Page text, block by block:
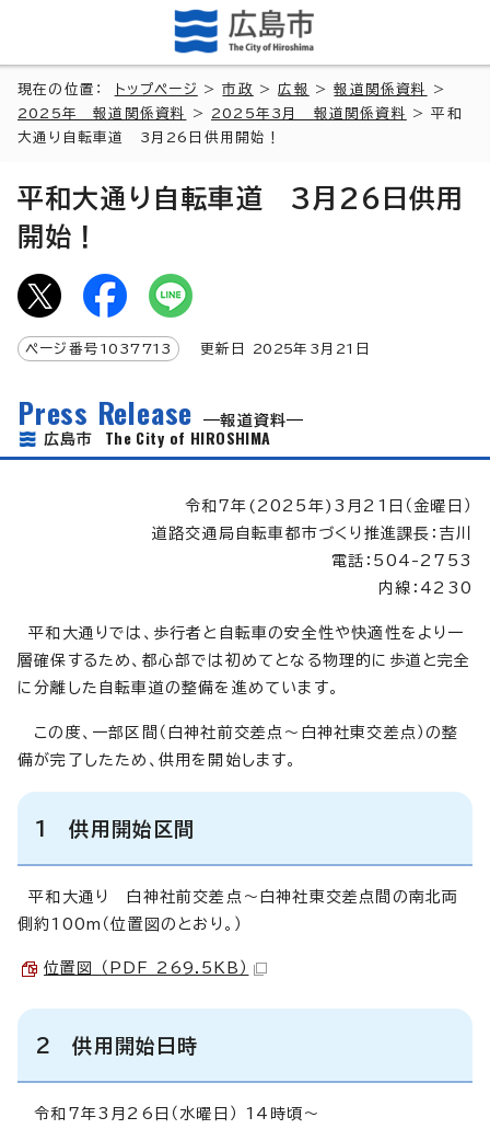
現在の位置： トップページ >市政 >広報 >報道関係資料
>
2025年 報道関係資料
> 2025年3月 報道関係資料
> 平和
大通り自転車道 3月26日供用開始！
平和大通り自転車道 3月26日供用
開始！
ページ番号 1037713 更新日 2025年3月 21 日
Press Release
報道資料
広島市 The City of HIROSHIMA
令和7年(2025年)3月21日（金曜日）
道路交通局自転車都市づくり推進課長：吉川
電話：504-2753
内線：4230
平和大通りでは、歩行者と自転車の安全性や快適性をより一
層確保するため、都心部では初めてとなる物理的に歩道と完全
に分離した自転車道の整備を進めています。
この度、一部区間（白神社前交差点～白神社東交差点）の整
備が完了したため、供用を開始します。
1 供用開始区間
平和大通り 白神社前交差点～白神社東交差点間の南北両
側約100m（位置図のとおり。）
位置図 （PDF 269.5KB）
2 供用開始日時
令和7年3月26日（水曜日） 14時頃～